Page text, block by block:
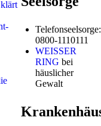
Telefonseelsorge:
0800-1110111
WEISSER
RING bei
häuslicher
Gewalt